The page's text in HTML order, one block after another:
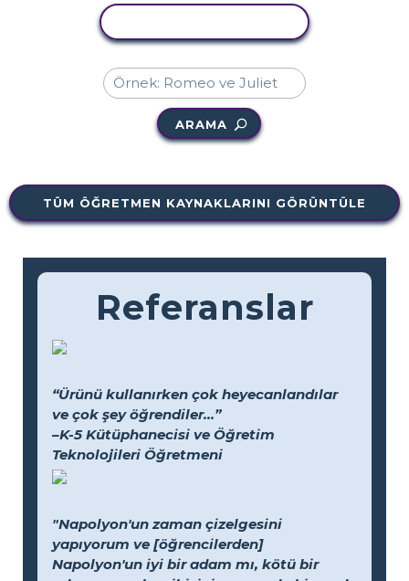
ARAMA
TÜM ÖĞRETMEN KAYNAKLARINI GÖRÜNTÜLE
Referanslar
“Ürünü kullanırken çok heyecanlandılar
ve çok şey öğrendiler...”
–K-5 Kütüphanecisi ve Öğretim
Teknolojileri Öğretmeni
"Napolyon'un zaman çizelgesini
yapıyorum ve [öğrencilerden]
Napolyon'un iyi bir adam mı, kötü bir